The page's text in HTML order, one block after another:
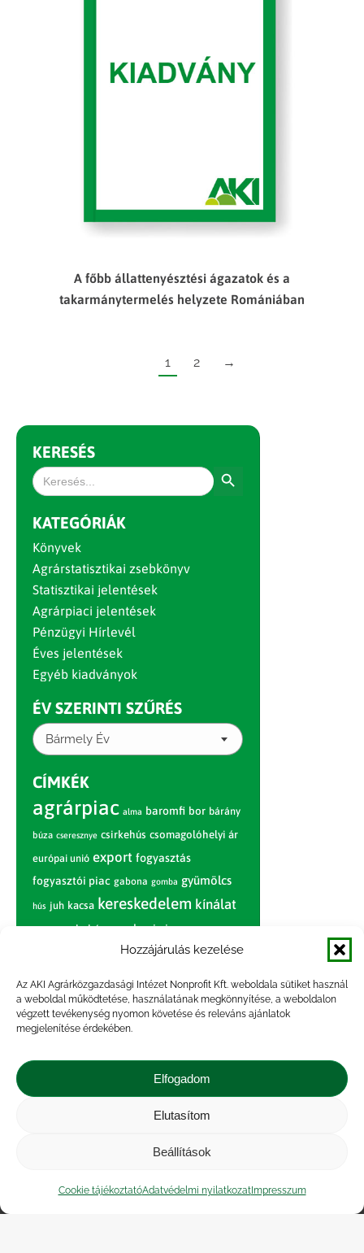
Hozzájárulás kezelése
Az AKI Agrárközgazdasági Intézet Nonprofit Kft. weboldala sütiket használ
a weboldal működtetése, használatának megkönnyítése, a weboldalon
végzett tevékenység nyomon követése és releváns ajánlatok
megjelenítése érdekében.
Elfogadom
Elutasítom
Beállítások
Cookie tájékoztatóAdatvédelmi nyilatkozatImpresszum
A főbb állattenyésztési ágazatok és a
takarmánytermelés helyzete Romániában
1 2 →
KERESÉS
Search
for:
KATEGÓRIÁK
Könyvek
Agrárstatisztikai zsebkönyv
Statisztikai jelentések
Agrárpiaci jelentések
Pénzügyi Hírlevél
Éves jelentések
Egyéb kiadványok
ÉV SZERINTI SZŰRÉS
Bármely Év
CÍMKÉK
agrárpiac alma baromfi bor bárány
búza cseresznye csirkehús csomagolóhelyi ár
európai unió export fogyasztás
fogyasztói piac gabona gomba gyümölcs
hús juh kacsa kereskedelem kínálat
körte marhahús nagybani piac narancs
nemzetközi árinformációk
paradicsom piac piaci jelentés
pulyka pulykahús sertés sertéshús
szarvasmarha termelés
termelői
zöldség árak
átlagárértékesítési ár
Közérdekű adatok
| Adatvédelmi nyilatkozat
|